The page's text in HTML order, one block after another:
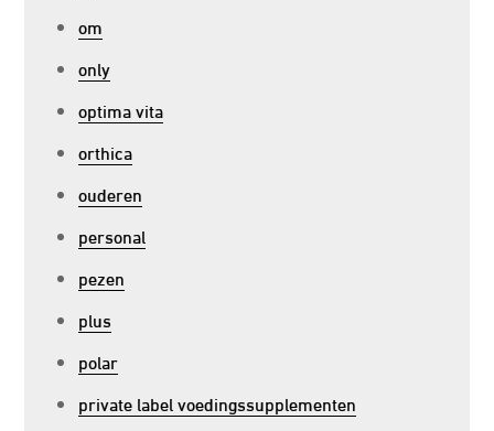
om
only
optima vita
orthica
ouderen
personal
pezen
plus
polar
private label voedingssupplementen